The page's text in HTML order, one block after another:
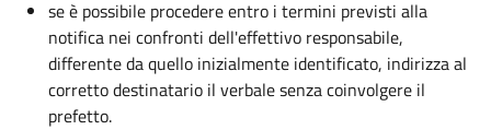
se è possibile procedere entro i termini previsti alla
notifica nei confronti dell'effettivo responsabile,
differente da quello inizialmente identificato, indirizza al
corretto destinatario il verbale senza coinvolgere il
prefetto.